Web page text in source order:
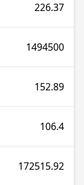
226.37
1494500
152.89
106.4
172515.92